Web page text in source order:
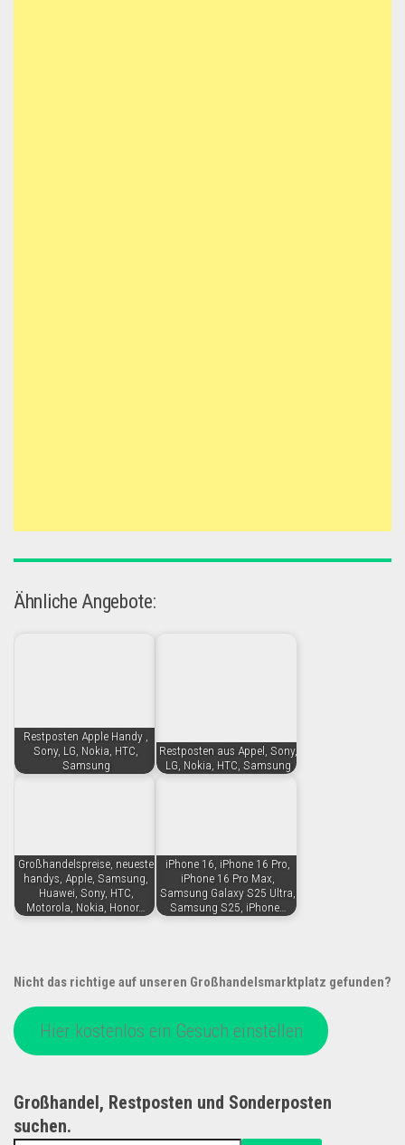
Ähnliche Angebote:
Restposten Apple Handy ,
Sony, LG, Nokia, HTC,
Samsung
Restposten aus Appel, Sony,
LG, Nokia, HTC, Samsung
Großhandelspreise, neueste
handys, Apple, Samsung,
Huawei, Sony, HTC,
Motorola, Nokia, Honor…
iPhone 16, iPhone 16 Pro,
iPhone 16 Pro Max,
Samsung Galaxy S25 Ultra,
Samsung S25, iPhone…
Nicht das richtige auf unseren Großhandelsmarktplatz gefunden?
Hier kostenlos ein Gesuch einstellen
Großhandel, Restposten und Sonderposten
suchen.